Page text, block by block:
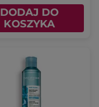
DODAJ DO
KOSZYKA